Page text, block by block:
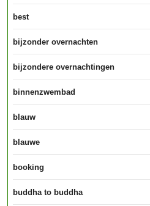
best
bijzonder overnachten
bijzondere overnachtingen
binnenzwembad
blauw
blauwe
booking
buddha to buddha